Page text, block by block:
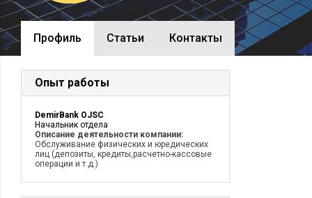
Профиль Cтатьи Контакты
Опыт работы
DemirBank OJSC
Начальник отдела
Описание деятельности компании:
Обслуживание физических и юредических
лиц (депозиты, кредиты,расчетно-кассовые
операции и т.д.)